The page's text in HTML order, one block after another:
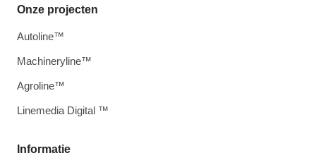
Informatie
Onze projecten
Autoline™
Machineryline™
Agroline™
Linemedia Digital ™